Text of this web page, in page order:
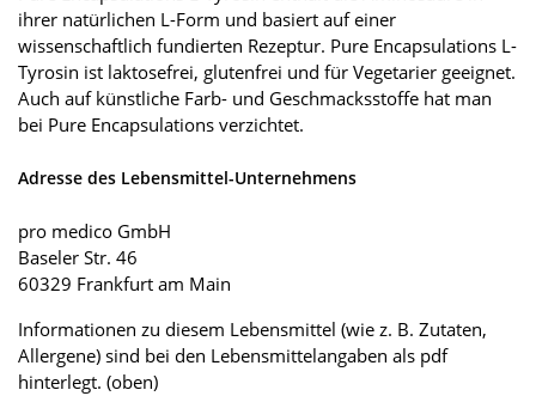
ihrer natürlichen L-Form und basiert auf einer
wissenschaftlich fundierten Rezeptur. Pure Encapsulations L-
Tyrosin ist laktosefrei, glutenfrei und für Vegetarier geeignet.
Auch auf künstliche Farb- und Geschmacksstoffe hat man
bei Pure Encapsulations verzichtet.
Adresse des Lebensmittel-Unternehmens
pro medico GmbH
Baseler Str. 46
60329 Frankfurt am Main
Informationen zu diesem Lebensmittel (wie z. B. Zutaten,
Allergene) sind bei den Lebensmittelangaben als pdf
hinterlegt. (oben)